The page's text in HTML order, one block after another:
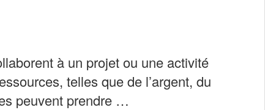
à un projet ou une activité
telles que de l’argent, du
peuvent prendre …